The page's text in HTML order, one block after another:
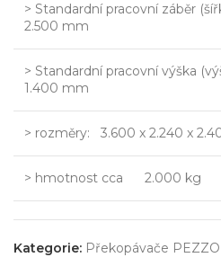
> Standardní pracovní záběr
2.500 mm
> Standardní pracovní výška
1.400 mm
> rozměry: 3.600 x 2.240 x
> hmotnost cca 2.000 kg
Kategorie: Překopávače